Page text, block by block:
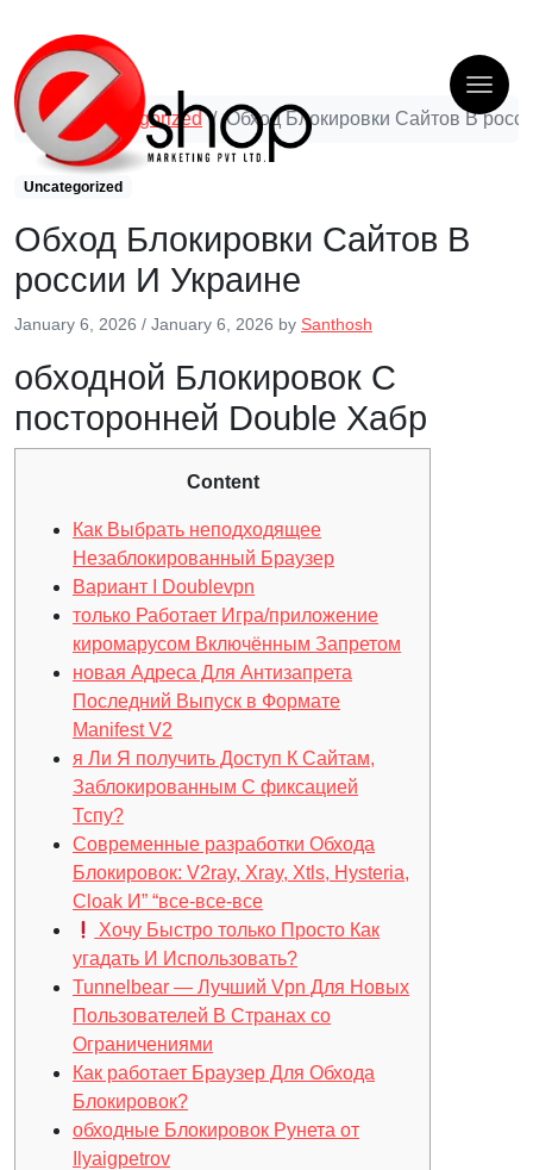
Uncategorized Обход Блокировки Сайтов В
Uncategorized
Обход Блокировки Сайтов В
россии И Украине
January 6, 2026 / January 6, 2026 by Santhosh
обходной Блокировок С
посторонней Double Хабр
Content
Как Выбрать неподходящее
Незаблокированный Браузер
Вариант I Doublevpn
только Работает Игра/приложение
киромарусом Включённым Запретом
новая Адреса Для Антизапрета
Последний Выпуск в Формате
Manifest V2
я Ли Я получить Доступ К Сайтам,
Заблокированным С фиксацией
Тспу?
Современные разработки Обхода
Блокировок: V2ray, Xray, Xtls, Hysteria,
Cloak И” “все-все-все
Хочу Быстро только Просто Как
угадать И Использовать?
Tunnelbear — Лучший Vpn Для Новых
Пользователей В Странах со
Ограничениями
Как работает Браузер Для Обхода
Блокировок?
обходные Блокировок Рунета от
Ilyaigpetrov